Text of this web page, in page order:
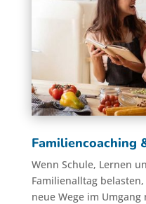
Familiencoaching
Wenn Schule, Lernen
Familienalltag
neue Wege im